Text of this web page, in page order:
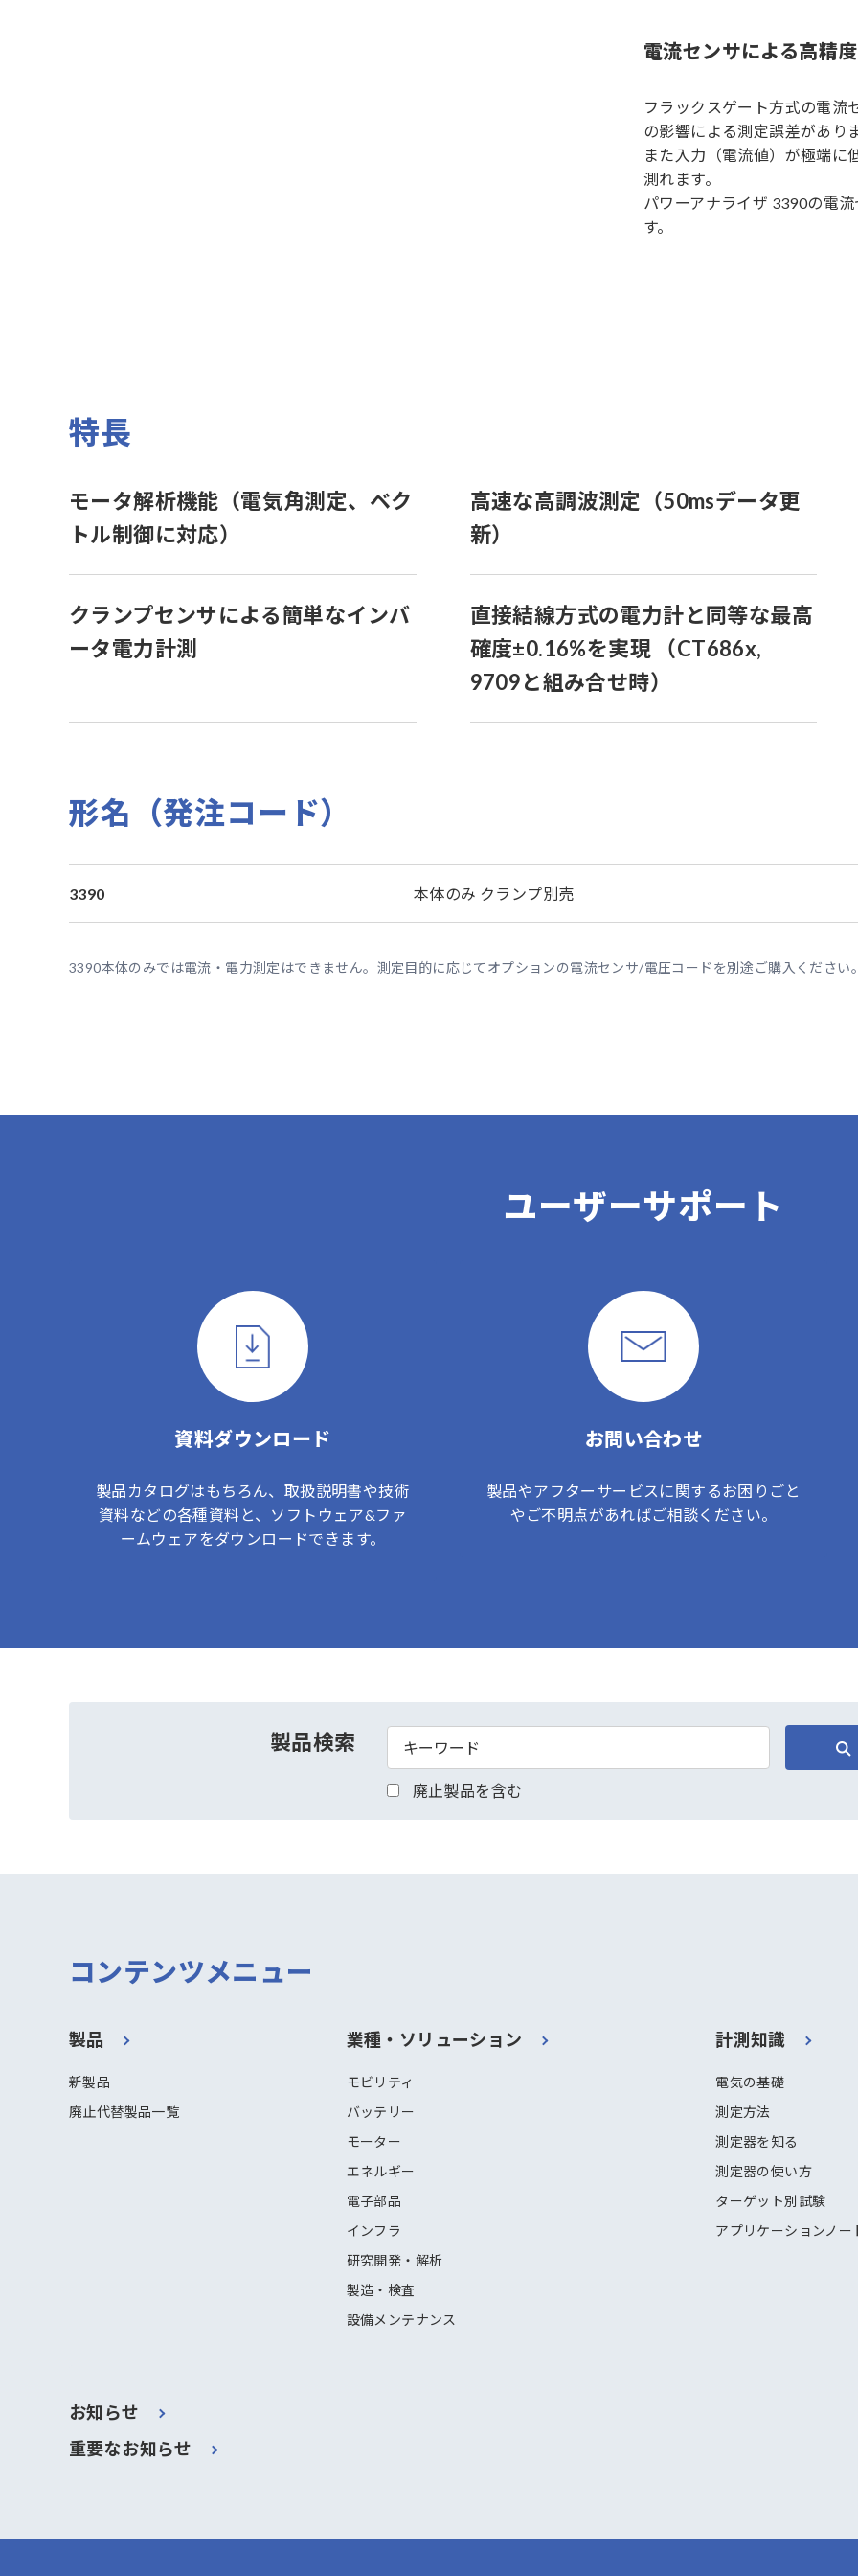
電流センサによる高精
フラックスゲート方式の電流
の影響による測定誤差があり
また入力（電流値）が極端に
測れます。
パワーアナライザ 3390の電
す。
特長
モータ解析機能（電気角測定、ベク
トル制御に対応）
高速な高調波測定（50msデータ更
新）
クランプセンサによる簡単なインバ
ータ電力計測
直接結線方式の電力計と同等な最高
確度±0.16%を実現 （CT686x,
9709と組み合せ時）
形名（発注コード）
3390 本体のみ クランプ別売
3390本体のみでは電流・電力測定はできません。測定目的に応じてオプションの電流センサ/電圧コードを別途ご購入ください
ユーザーサポート
資料ダウンロード
製品カタログはもちろん、取扱説明書や技術
資料などの各種資料と、ソフトウェア&ファ
ームウェアをダウンロードできます。
お問い合わせ
製品やアフターサービスに関するお困りごと
やご不明点があればご相談ください。
製品検索
廃止製品を含む
コンテンツメニュー
製品
新製品
廃止代替製品一覧
業種・ソリューション
モビリティ
バッテリー
モーター
エネルギー
電子部品
インフラ
研究開発・解析
製造・検査
設備メンテナンス
計測知識
電気の基礎
測定方法
測定器を知る
測定器の使い方
ターゲット別試験
アプリケーションノー
お知らせ
重要なお知らせ